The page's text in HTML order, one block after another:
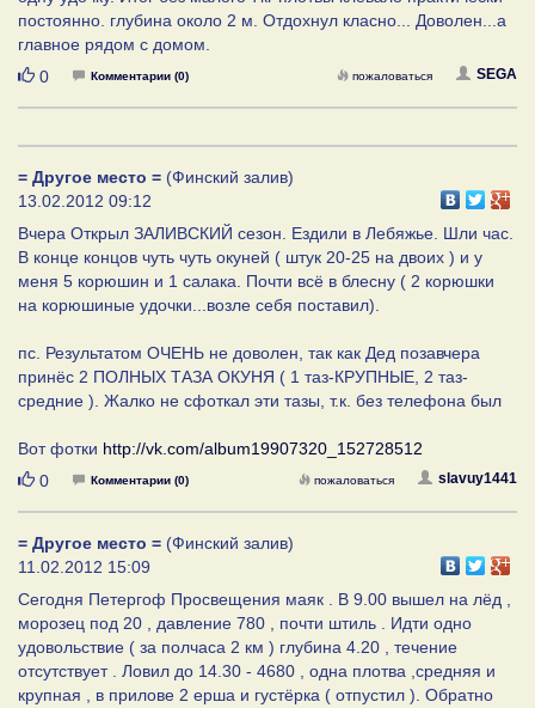
постоянно. глубина около 2 м. Отдохнул класно... Доволен...а
главное рядом с домом.
Нравится
0 Комментарии (0) SEGA
пожаловаться
= Другое место = (Финский залив)
13.02.2012 09:12
Вчера Открыл ЗАЛИВСКИЙ сезон. Ездили в Лебяжье. Шли час.
В конце концов чуть чуть окуней ( штук 20-25 на двоих ) и у
меня 5 корюшин и 1 салака. Почти всё в блесну ( 2 корюшки
на корюшиные удочки...возле себя поставил).
пс. Результатом ОЧЕНЬ не доволен, так как Дед позавчера
принёс 2 ПОЛНЫХ ТАЗА ОКУНЯ ( 1 таз-КРУПНЫЕ, 2 таз-
средние ). Жалко не сфоткал эти тазы, т.к. без телефона был
Вот фотки http://vk.com/album19907320_152728512
Нравится
0 Комментарии (0) slavuy1441
пожаловаться
= Другое место = (Финский залив)
11.02.2012 15:09
Сегодня Петергоф Просвещения маяк . В 9.00 вышел на лёд ,
морозец под 20 , давление 780 , почти штиль . Идти одно
удовольствие ( за полчаса 2 км ) глубина 4.20 , течение
отсутствует . Ловил до 14.30 - 4680 , одна плотва ,средняя и
крупная , в прилове 2 ерша и густёрка ( отпустил ). Обратно